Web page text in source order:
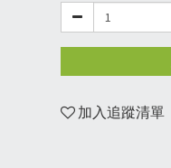
加入追蹤清單